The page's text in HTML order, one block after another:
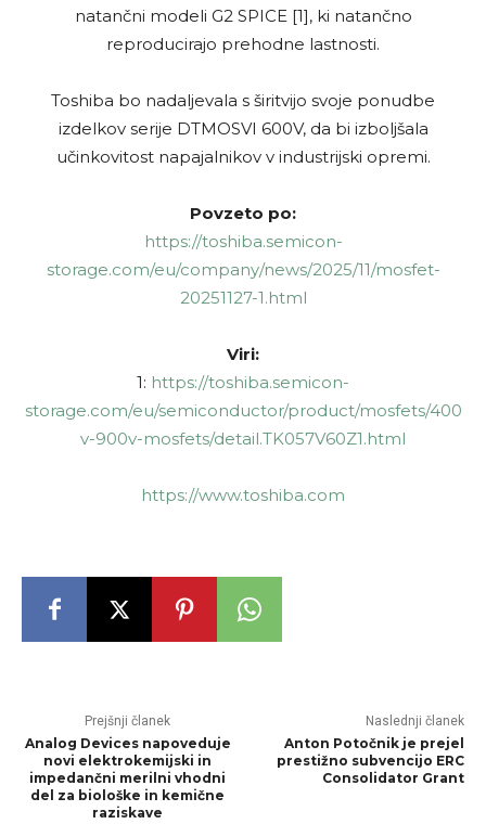
natančni modeli G2 SPICE [1], ki natančno
reproducirajo prehodne lastnosti.
Toshiba bo nadaljevala s širitvijo svoje ponudbe
izdelkov serije DTMOSVI 600V, da bi izboljšala
učinkovitost napajalnikov v industrijski opremi.
Povzeto po:
https://toshiba.semicon-
storage.com/eu/company/news/2025/11/mosfet-
20251127-1.html
Viri:
1: https://toshiba.semicon-
storage.com/eu/semiconductor/product/mosfets/400
v-900v-mosfets/detail.TK057V60Z1.html
https://www.toshiba.com
Prejšnji članek
Analog Devices napoveduje
novi elektrokemijski in
impedančni merilni vhodni
del za biološke in kemične
raziskave
Naslednji članek
Anton Potočnik je prejel
prestižno subvencijo ERC
Consolidator Grant